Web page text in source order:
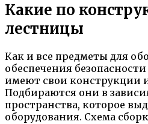
Какие по
лестницы
Как и все предметы для
обеспечения
имеют свои конструкции
Подбираются они в
пространства, которое
оборудования. Схема